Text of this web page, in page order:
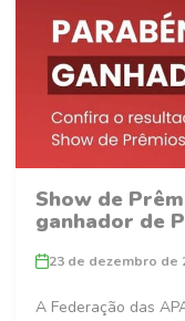
Show de
ganhador de
23 de dezembro de
A Federação das